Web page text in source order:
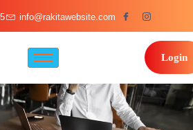
info@rakitawebsite.com
Login